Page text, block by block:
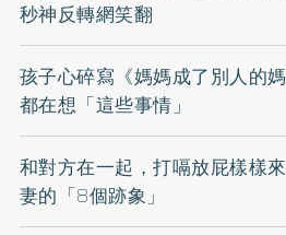
秒神反轉網笑翻
孩子心碎寫《媽媽成了別人的
都在想「這些事情」
和對方在一起，打嗝放屁樣樣
妻的「8個跡象」